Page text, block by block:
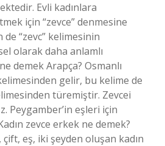
Evli kadınlara
için “zevce” denmesine
“zevc” kelimesinin
olarak daha anlamlı
demek Arapça? Osmanlı
Peygamber’in eşleri için
zevce erkek ne demek?
çift, eş, iki şeyden oluşan kadın